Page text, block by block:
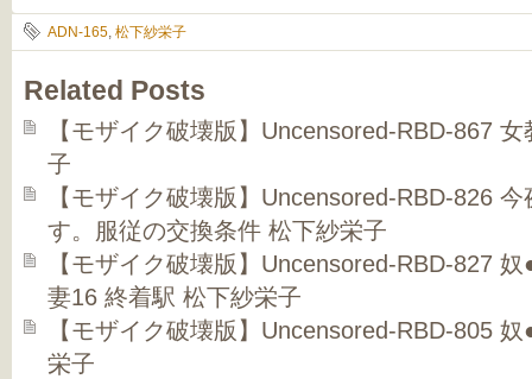
ADN-165, 松下紗栄子
Related Posts
【モザイク破壊版】Uncensored-RBD-867
子
【モザイク破壊版】Uncensored-RBD-826
す。服従の交換条件 松下紗栄子
【モザイク破壊版】Uncensored-RBD-827
妻16 終着駅 松下紗栄子
【モザイク破壊版】Uncensored-RBD-805
栄子